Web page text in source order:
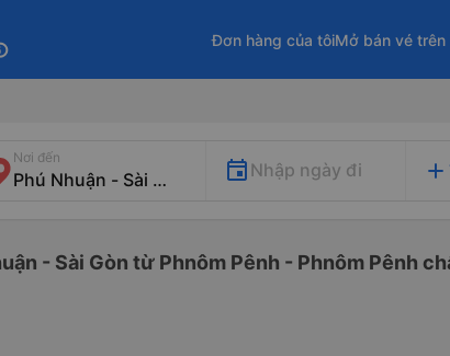
Đơn hàng của tôiMở bán vé trên
Nơi đến
Nhập ngày đi add
- Sài Gòn từ Phnôm Pênh - Phnôm Pênh